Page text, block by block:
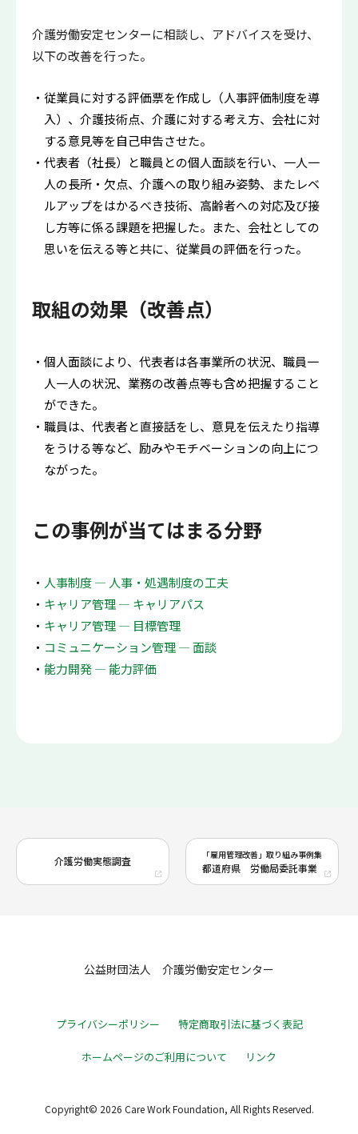
介護労働安定センターに相談し、アドバイスを受け、
以下の改善を行った。
従業員に対する評価票を作成し（人事評価制度を導
入）、介護技術点、介護に対する考え方、会社に対
する意見等を自己申告させた。
代表者（社長）と職員との個人面談を行い、一人一
人の長所・欠点、介護への取り組み姿勢、またレベ
ルアップをはかるべき技術、高齢者への対応及び接
し方等に係る課題を把握した。また、会社としての
思いを伝える等と共に、従業員の評価を行った。
取組の効果（改善点）
個人面談により、代表者は各事業所の状況、職員一
人一人の状況、業務の改善点等も含め把握すること
ができた。
職員は、代表者と直接話をし、意見を伝えたり指導
をうける等など、励みやモチベーションの向上につ
ながった。
この事例が当てはまる分野
人事制度 ― 人事・処遇制度の工夫
キャリア管理 ― キャリアパス
キャリア管理 ― 目標管理
コミュニケーション管理 ― 面談
能力開発 ― 能力評価
介護労働実態調査 「雇用管理改善」取り組み事例集
都道府県 労働局委託事業
公益財団法人 介護労働安定センター
プライバシーポリシー 特定商取引法に基づく表記
ホームページのご利用について リンク
Copyright© 2026 Care Work Foundation, All Rights Reserved.